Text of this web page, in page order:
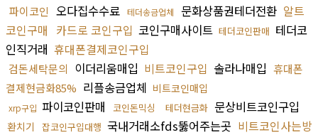
파이코인 오다집수수료 테더송금업체 문화상품권테더전환 알트
코인구매 카드로 코인구입 코인구매사이트 테더코인판매 테더코
인직거래 휴대폰결제코인구입
검돈세탁문의 이더리움매입 비트코인구입 솔라나매입 휴대폰
결제현금화85% 리플송금업체 비트코인매입
xrp구입 파이코인판매 코인돈믹싱 테더현금화 문상비트코인구입
환치기 잡코인구입대행 국내거래소fds뚫어주는곳 비트코인사는방